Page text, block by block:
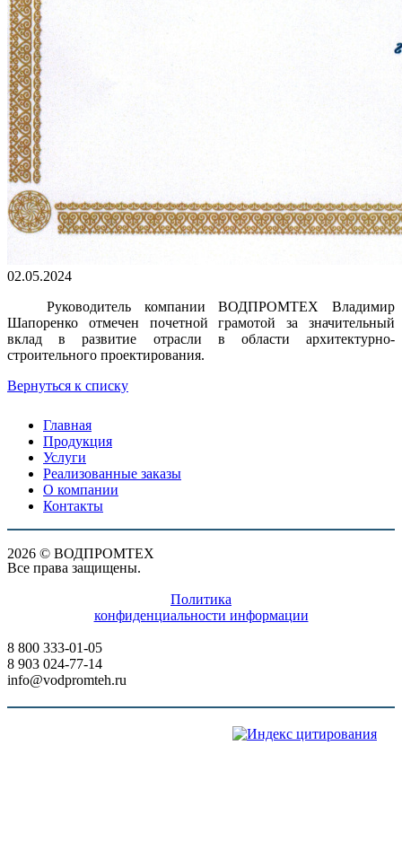
02.05.2024
Руководитель компании ВОДПРОМТЕХ Владимир
Шапоренко отмечен почетной грамотой за значительный
вклад в развитие отрасли в области архитектурно-
строительного проектирования.
Вернуться к списку
Главная
Продукция
Услуги
Реализованные заказы
О компании
Контакты
2026 © ВОДПРОМТЕХ
Все права защищены.
Политика
конфиденциальности информации
8 800 333-01-05
8 903 024-77-14
info@vodpromteh.ru